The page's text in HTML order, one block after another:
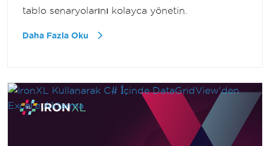
tablo senaryolarını kolayca yönetin.
Daha Fazla Oku